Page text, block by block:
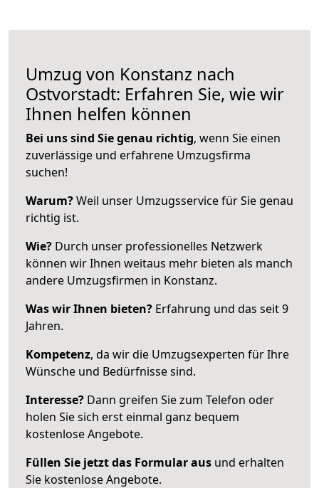
Umzug von Konstanz nach
Ostvorstadt: Erfahren Sie, wie wir
Ihnen helfen können
Bei uns sind Sie genau richtig, wenn Sie einen
zuverlässige und erfahrene Umzugsfirma
suchen!
Warum?Weil unser Umzugsservice für Sie genau
richtig ist.
Wie? Durch unser professionelles Netzwerk
können wir Ihnen weitaus mehr bieten als manch
andere Umzugsfirmen in Konstanz.
Was wir Ihnen bieten? Erfahrung und das seit 9
Jahren.
Kompetenz, da wir die Umzugsexperten für Ihre
Wünsche und Bedürfnisse sind.
Interesse? Dann greifen Sie zum Telefon oder
holen Sie sich erst einmal ganz bequem
kostenlose Angebote.
Füllen Sie jetzt das Formular aus und erhalten
Sie kostenlose Angebote.